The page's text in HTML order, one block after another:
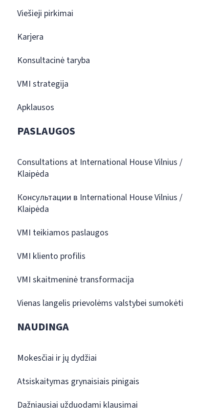
Viešieji pirkimai
Karjera
Konsultacinė taryba
VMI strategija
Apklausos
PASLAUGOS
Consultations at International House Vilnius /
Klaipėda
Консультации в International House Vilnius /
Klaipėda
VMI teikiamos paslaugos
VMI kliento profilis
VMI skaitmeninė transformacija
Vienas langelis prievolėms valstybei sumokėti
NAUDINGA
Mokesčiai ir jų dydžiai
Atsiskaitymas grynaisiais pinigais
Dažniausiai užduodami klausimai